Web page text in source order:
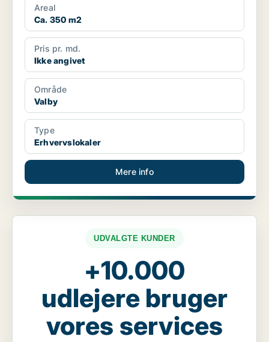
Areal
Ca. 350 m2
Pris pr. md.
Ikke angivet
Område
Valby
Type
Erhvervslokaler
Mere info
UDVALGTE KUNDER
+10.000
udlejere bruger
vores services